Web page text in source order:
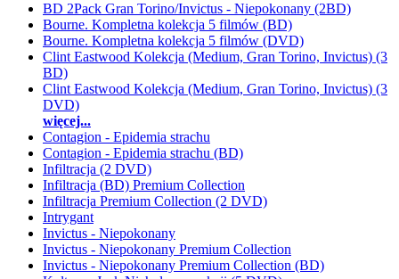
BD 2Pack Gran Torino/Invictus - Niepokonany (2BD)
Bourne. Kompletna kolekcja 5 filmów (BD)
Bourne. Kompletna kolekcja 5 filmów (DVD)
Clint Eastwood Kolekcja (Medium, Gran Torino, Invictus) (3
BD)
Clint Eastwood Kolekcja (Medium, Gran Torino, Invictus) (3
DVD)
więcej...
Contagion - Epidemia strachu
Contagion - Epidemia strachu (BD)
Infiltracja (2 DVD)
Infiltracja (BD) Premium Collection
Infiltracja Premium Collection (2 DVD)
Intrygant
Invictus - Niepokonany
Invictus - Niepokonany Premium Collection
Invictus - Niepokonany Premium Collection (BD)